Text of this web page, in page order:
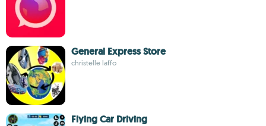
General Express Store
christelle laffo
Flying Car Driving